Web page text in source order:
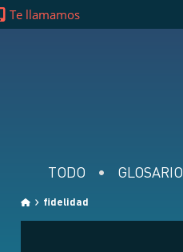
Te llamamos
TODO GLOSARIO
fidelidad